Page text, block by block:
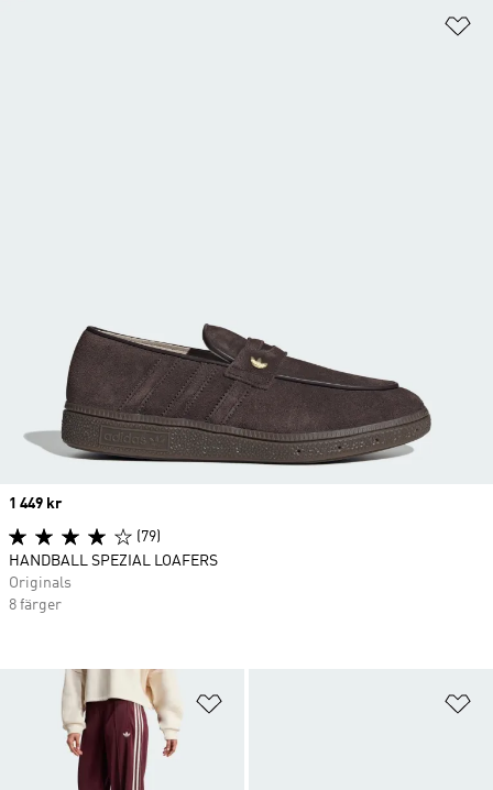
Price
1 449 kr
(79)
HANDBALL SPEZIAL LOAFERS
Originals
8 färger